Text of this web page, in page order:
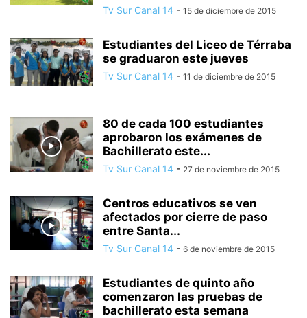
Tv Sur Canal 14 - 15 de diciembre de 2015
Estudiantes del Liceo de Térraba
se graduaron este jueves
Tv Sur Canal 14 - 11 de diciembre de 2015
80 de cada 100 estudiantes
aprobaron los exámenes de
Bachillerato este...
Tv Sur Canal 14 - 27 de noviembre de 2015
Centros educativos se ven
afectados por cierre de paso
entre Santa...
Tv Sur Canal 14 - 6 de noviembre de 2015
Estudiantes de quinto año
comenzaron las pruebas de
bachillerato esta semana